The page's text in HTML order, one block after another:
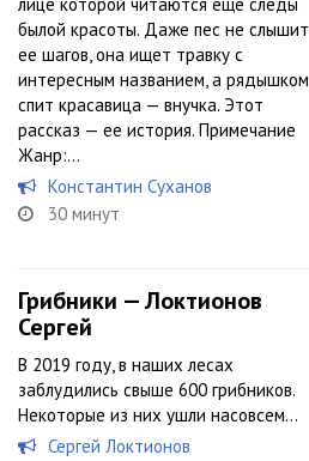
былой красоты. Даже пес не слышит
ее шагов, она ищет травку с
интересным названием, а рядышком
спит красавица — внучка. Этот
рассказ — ее история. Примечание
Жанр:...
Константин Суханов
30 минут
Грибники — Локтионов
Сергей
В 2019 году, в наших лесах
заблудились свыше 600 грибников.
Некоторые из них ушли насовсем…
Сергей Локтионов